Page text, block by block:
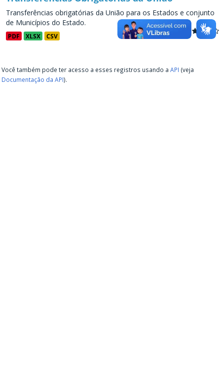
Transferências obrigatórias da União para os Estados e conjunto
de Municípios do Estado.
PDF XLSX CSV
Você também pode ter acesso a esses registros usando a API (veja
Documentação da API).